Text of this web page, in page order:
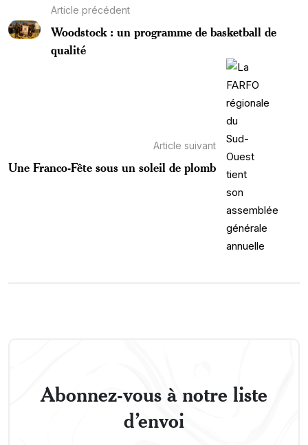
Article précédent
Woodstock : un programme de basketball de
qualité
Article suivant
Une Franco-Fête sous un soleil de plomb
Abonnez-vous à notre liste
d’envoi